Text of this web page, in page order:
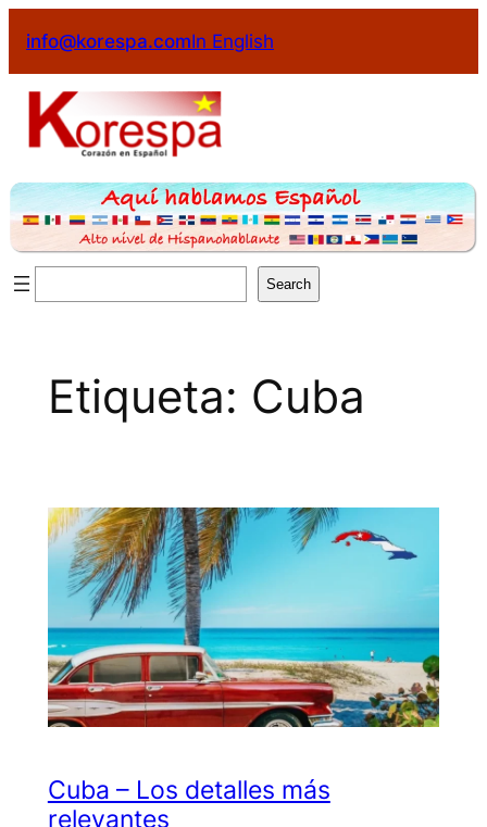
contenido
info@korespa.comIn English
Search
Etiqueta: Cuba
Cuba – Los detalles más
relevantes